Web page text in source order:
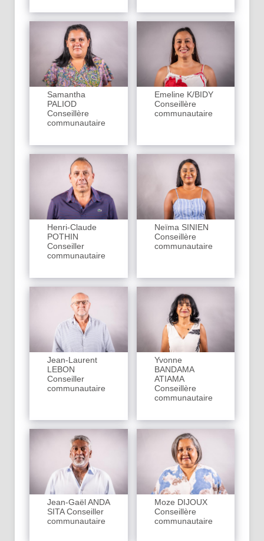
Samantha
PALIOD
Conseillère
communautaire
Emeline K/BIDY
Conseillère
communautaire
Henri-Claude
POTHIN
Conseiller
communautaire
Neïma SINIEN
Conseillère
communautaire
Jean-Laurent
LEBON
Conseiller
communautaire
Yvonne
BANDAMA
ATIAMA
Conseillère
communautaire
Jean-Gaël ANDA
SITA Conseiller
communautaire
Moze DIJOUX
Conseillère
communautaire